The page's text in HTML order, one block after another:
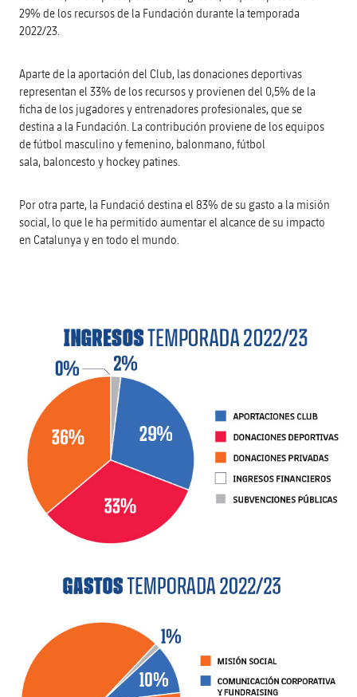
29% de los recursos de la Fundación durante la temporada
2022/23.
Aparte de la aportación del Club, las donaciones deportivas
representan el 33% de los recursos y provienen del 0,5% de la
ficha de los jugadores y entrenadores profesionales, que se
destina a la Fundación. La contribución proviene de los equipos
de fútbol masculino y femenino, balonmano, fútbol
sala, baloncesto y hockey patines.
Por otra parte, la Fundació destina el 83% de su gasto a la misión
social, lo que le ha permitido aumentar el alcance de su impacto
en Catalunya y en todo el mundo.